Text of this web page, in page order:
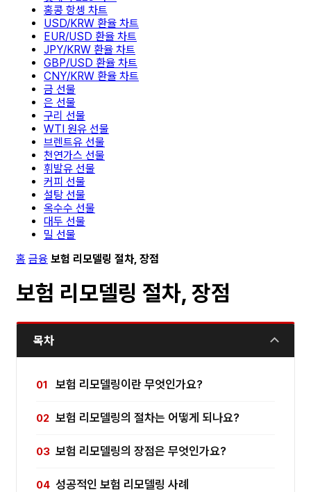
홍콩 항셍 차트
USD/KRW 환율 차트
EUR/USD 환율 차트
JPY/KRW 환율 차트
GBP/USD 환율 차트
CNY/KRW 환율 차트
금 선물
은 선물
구리 선물
WTI 원유 선물
브렌트유 선물
천연가스 선물
휘발유 선물
커피 선물
설탕 선물
옥수수 선물
대두 선물
밀 선물
홈 금융 보험 리모델링 절차, 장점
보험 리모델링 절차, 장점
목차
보험 리모델링이란 무엇인가요?
보험 리모델링의 절차는 어떻게 되나요?
보험 리모델링의 장점은 무엇인가요?
성공적인 보험 리모델링 사례